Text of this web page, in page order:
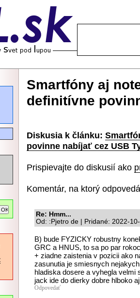
Smartfóny aj
definitívne
Diskusia k článku:
povinne nabíjať cez USB
Prispievajte do diskusií ako
Komentár, na ktorý
Re: Hmm...
Od: :Pjetro de | Pridané: 2022-
B) bude FYZICKY robustny
GRC a HNUS, to sa po par
+ ziadne zaistenia v pozicii ako
zasunutia je smiesnych
hladiska dosere a vyhegla velmi
jack ide do dierky dobre hlboko
Odpovedať